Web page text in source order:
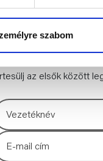
szabom
az elsők között